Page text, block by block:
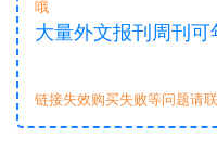
哦
大量外文报刊周刊可
链接失效购买失败等问题请